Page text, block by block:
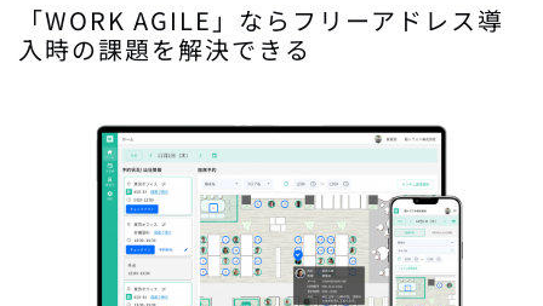
「WORK AGILE」ならフリーアドレス導
入時の課題を解決できる